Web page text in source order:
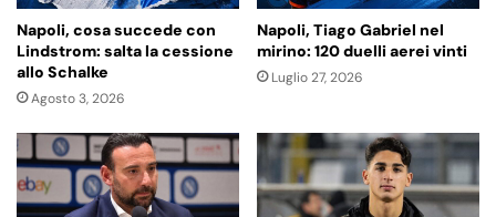
Napoli, cosa succede con
Lindstrom: salta la cessione
allo Schalke
Agosto 3, 2026
Napoli, Tiago Gabriel nel
mirino: 120 duelli aerei vinti
Luglio 27, 2026